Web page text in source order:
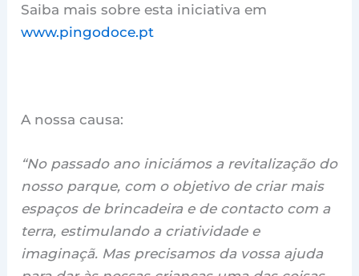
Saiba mais sobre esta iniciativa em
www.pingodoce.pt
A nossa causa:
“No passado ano iniciámos a revitalização do
nosso parque, com o objetivo de criar mais
espaços de brincadeira e de contacto com a
terra, estimulando a criatividade e
imaginaçã. Mas precisamos da vossa ajuda